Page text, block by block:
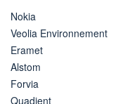
Nokia
Veolia Environnement
Eramet
Alstom
Forvia
Quadient